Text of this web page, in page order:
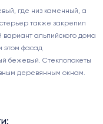
где низ каменный, а
также закрепил
альпийского дома
этом фасад
бежевый. Стеклопакеты
деревянным окнам.